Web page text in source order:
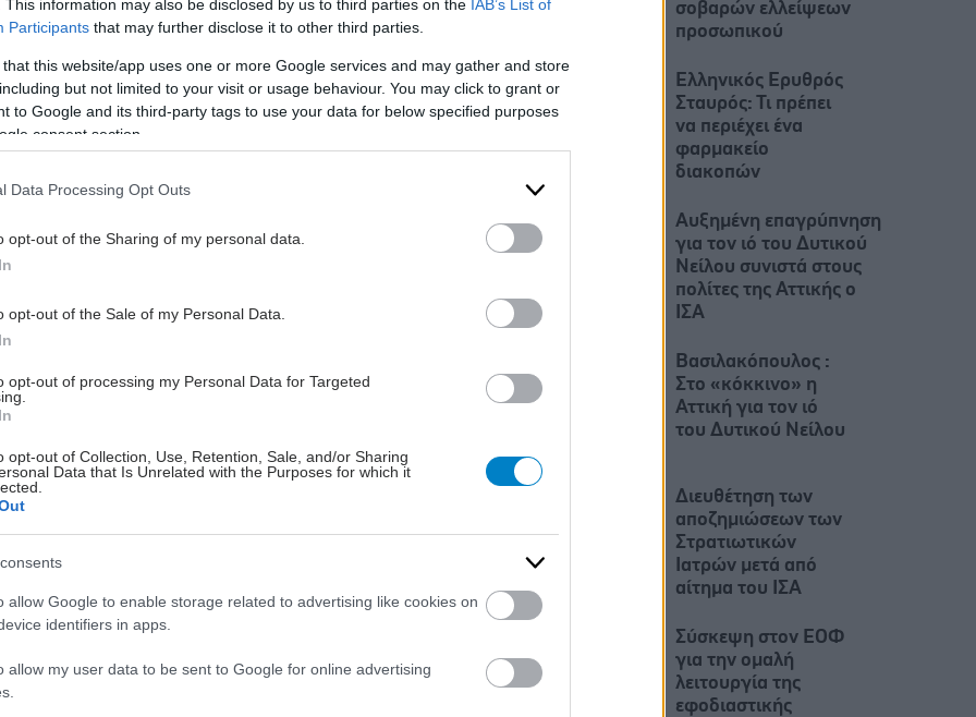
This information may also be disclosed by us to third parties on the IAB’s List of
Participants that may further disclose it to other third parties.
that this website/app uses one or more Google services and may gather and store
but not limited to your visit or usage behaviour. You may click to grant or
to Google and its third-party tags to use your data for below specified purposes
consent section.
Data Processing Opt Outs
opt-out of the Sharing of my personal data.
opt-out of the Sale of my Personal Data.
opt-out of processing my Personal Data for Targeted
opt-out of Collection, Use, Retention, Sale, and/or Sharing
Data that Is Unrelated with the Purposes for which it
allow Google to enable storage related to advertising like cookies on
identifiers in apps.
allow my user data to be sent to Google for online advertising
ή και ανακοπή), εστίες εξωμυελικής αιμοποίησης,
διαταραχές και ισχαιμία των οργάνων.
πραγματοποιείται και εισαγωγή τους στο
προκειμένου να αντιμετωπιστούν οι επιπλοκές τους
μορφής και δυσίατο νόσημα, που η θεραπευτική της
βασίζεται σε τακτικές μεταγγίσεις αίματος
(Hb) πριν την μετάγγιση δεν πρέπει να είναι
οφείλουν να μεταγγίζονται τακτικά και
του κάθε ασθενή σε ποσότητα αίματος είναι γνωστές
(ο προγραμματισμός αυτός πρέπει να γίνεται με
προηγούμενης μετάγγισης).
σοβαρών ελλείψεων
προσωπικού
Ελληνικός Ερυθρός
Σταυρός: Τι πρέπει
να περιέχει ένα
φαρμακείο
διακοπών
Αυξημένη επαγρύπνηση
για τον ιό του Δυτικού
Νείλου συνιστά στους
πολίτες της Αττικής ο
ΙΣΑ
Βασιλακόπουλος :
Στο «κόκκινο» η
Αττική για τον ιό
του Δυτικού Νείλου
Διευθέτηση των
αποζημιώσεων των
Στρατιωτικών
Ιατρών μετά από
αίτημα του ΙΣΑ
Σύσκεψη στον ΕΟΦ
για την ομαλή
λειτουργία της
εφοδιαστικής